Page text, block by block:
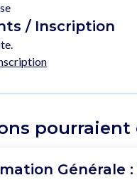
/ Inscription
Générale